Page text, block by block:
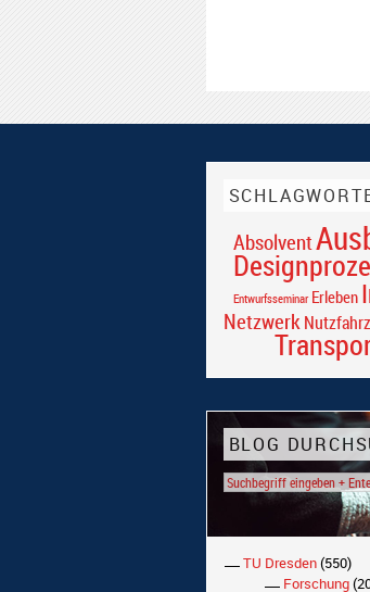
Absolvent
Entwurfsseminar Erleben
Netzwerk
BLOG
TU Dresden(550)
Forschung